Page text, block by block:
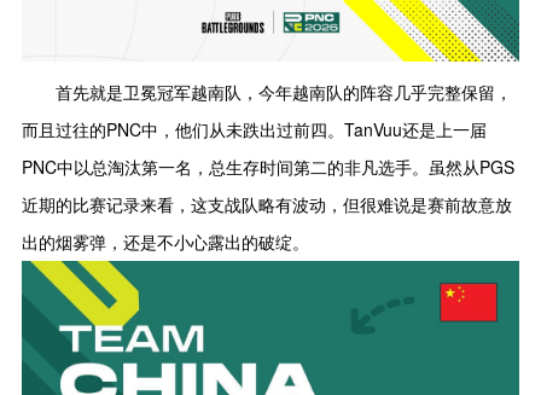
首先就是卫冕冠军越南队，今年越南队的阵容几乎完整保留，
而且过往的PNC中，他们从未跌出过前四。TanVuu还是上一届
PNC中以总淘汰第一名，总生存时间第二的非凡选手。虽然从PGS
近期的比赛记录来看，这支战队略有波动，但很难说是赛前故意放
出的烟雾弹，还是不小心露出的破绽。